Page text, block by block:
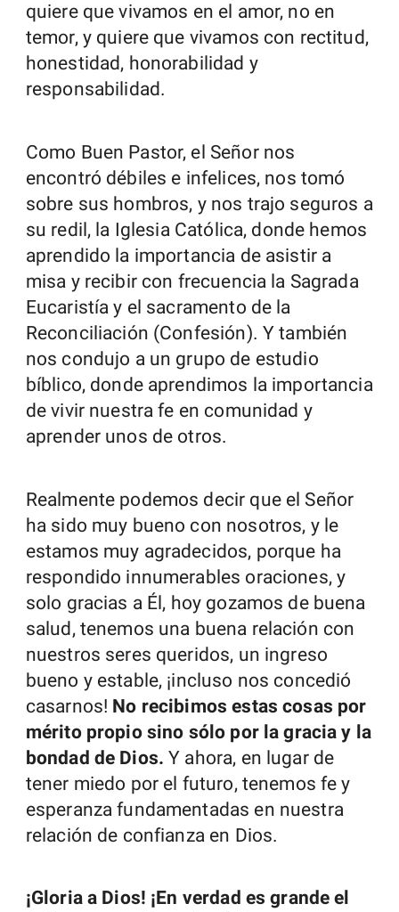
quiere que vivamos en el amor, no en
temor, y quiere que vivamos con rectitud,
honestidad, honorabilidad y
responsabilidad.
Como Buen Pastor, el Señor nos
encontró débiles e infelices, nos tomó
sobre sus hombros, y nos trajo seguros a
su redil, la Iglesia Católica, donde hemos
aprendido la importancia de asistir a
misa y recibir con frecuencia la Sagrada
Eucaristía y el sacramento de la
Reconciliación (Confesión). Y también
nos condujo a un grupo de estudio
bíblico, donde aprendimos la importancia
de vivir nuestra fe en comunidad y
aprender unos de otros.
Realmente podemos decir que el Señor
ha sido muy bueno con nosotros, y le
estamos muy agradecidos, porque ha
respondido innumerables oraciones, y
solo gracias a Él, hoy gozamos de buena
salud, tenemos una buena relación con
nuestros seres queridos, un ingreso
bueno y estable, ¡incluso nos concedió
casarnos! No recibimos estas cosas por
mérito propio sino sólo por la gracia y la
bondad de Dios. Y ahora, en lugar de
tener miedo por el futuro, tenemos fe y
esperanza fundamentadas en nuestra
relación de confianza en Dios.
¡Gloria a Dios! ¡En verdad es grande el